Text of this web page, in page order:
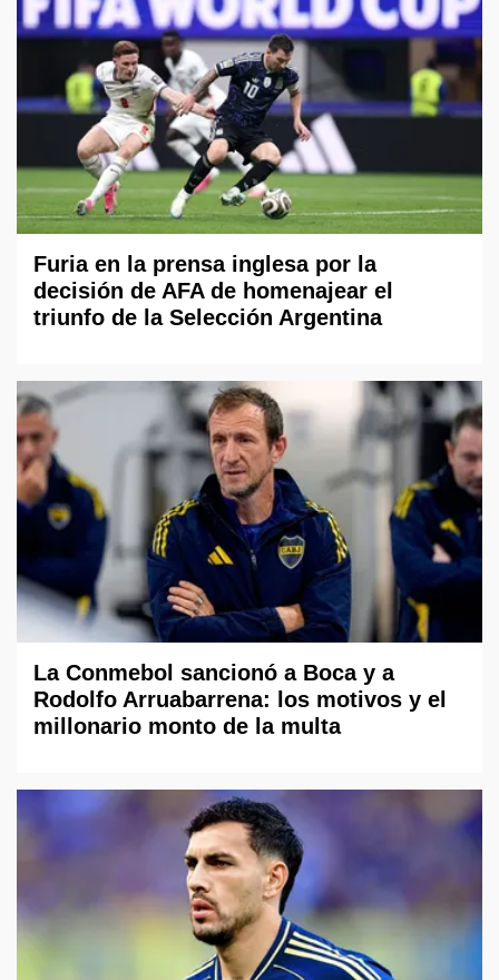
Furia en la prensa inglesa por la
decisión de AFA de homenajear el
triunfo de la Selección Argentina
La Conmebol sancionó a Boca y a
Rodolfo Arruabarrena: los motivos y el
millonario monto de la multa